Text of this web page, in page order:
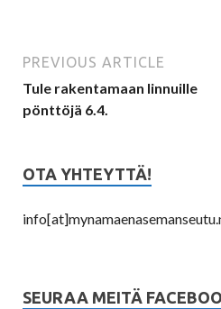
PREVIOUS ARTICLE
Tule rakentamaan linnuille
pönttöjä 6.4.
OTA YHTEYTTÄ!
SEURAA MEITÄ